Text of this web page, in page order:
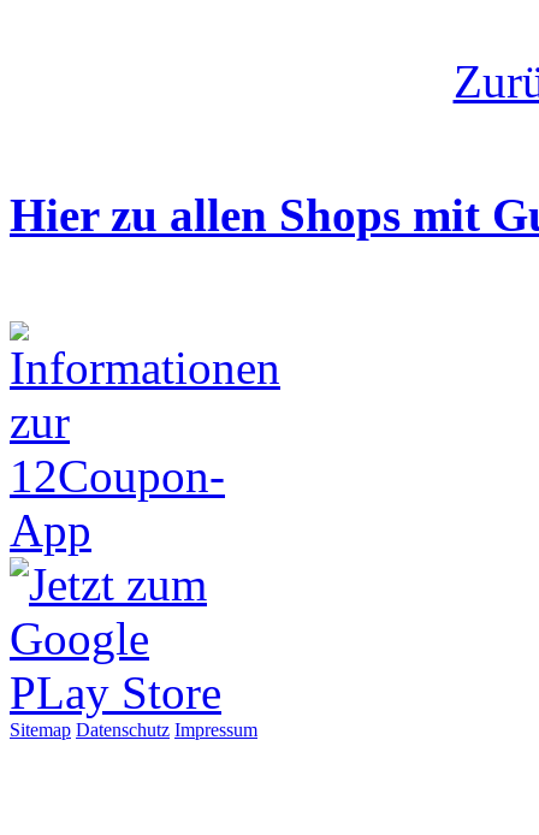
Hier zu allen Shops mit
Sitemap Datenschutz Impressum